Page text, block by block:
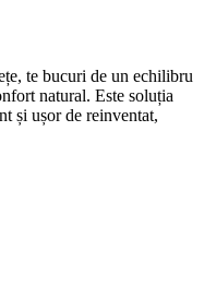
te bucuri de un echilibru
natural. Este soluția
și ușor de reinventat,